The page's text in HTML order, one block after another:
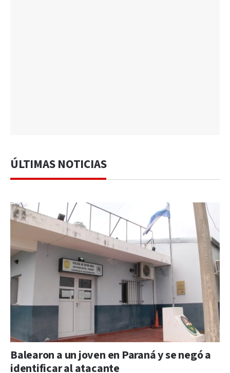
ÚLTIMAS NOTICIAS
Balearon a un joven en Paraná y se negó a
identificar al atacante